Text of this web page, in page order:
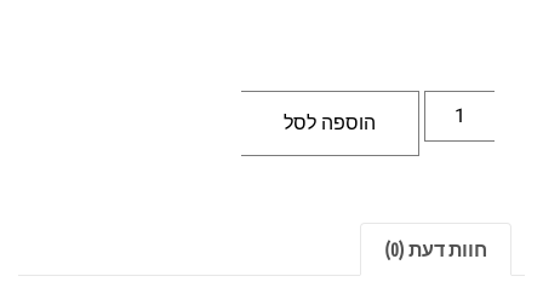
הוספה לסל
חוות דעת (0)